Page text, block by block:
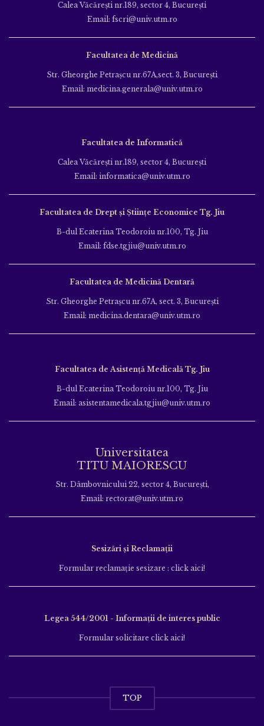
Calea Văcăreşti nr.189, sector 4, Bucureşti
Email: fscri@univ.utm.ro
Facultatea de Medicină
Str. Gheorghe Petraşcu nr.67A,sect. 3, Bucureşti
Email: medicina.generala@univ.utm.ro
Facultatea de Informatică
Calea Văcăreşti nr.189, sector 4, Bucureşti
Email: informatica@univ.utm.ro
Facultatea de Drept și Științe Economice Tg. Jiu
B-dul Ecaterina Teodoroiu nr.100, Tg. Jiu
Email: fdse.tgjiu@univ.utm.ro
Facultatea de Medicină Dentară
Str. Gheorghe Petraşcu nr.67A, sect. 3, Bucureşti
Email: medicina.dentara@univ.utm.ro
Facultatea de Asistență Medicală Tg. Jiu
B-dul Ecaterina Teodoroiu nr.100, Tg. Jiu
Email: asistentamedicala.tgjiu@univ.utm.ro
Universitatea
TITU MAIORESCU
Str. Dâmbovnicului 22, sector 4, București,
Email: rectorat@univ.utm.ro
Sesizări și Reclamații
Formular reclamație sesizare : click aici!
Legea 544/2001 - Informații de interes public
Formular solicitare click aici!
TOP